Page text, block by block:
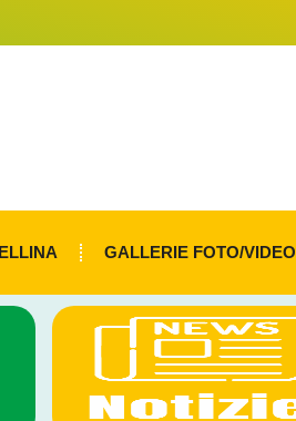
GALLERIE FOTO/VIDEO